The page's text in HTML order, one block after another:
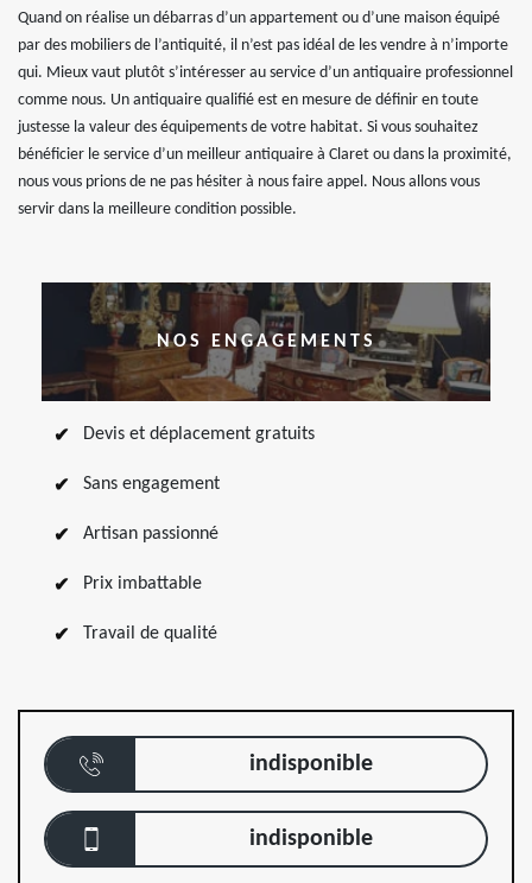
Quand on réalise un débarras d’un appartement ou d’une maison équipé
par des mobiliers de l’antiquité, il n’est pas idéal de les vendre à n’importe
qui. Mieux vaut plutôt s’intéresser au service d’un antiquaire professionnel
comme nous. Un antiquaire qualifié est en mesure de définir en toute
justesse la valeur des équipements de votre habitat. Si vous souhaitez
bénéficier le service d’un meilleur antiquaire à Claret ou dans la proximité,
nous vous prions de ne pas hésiter à nous faire appel. Nous allons vous
servir dans la meilleure condition possible.
NOS ENGAGEMENTS
Devis et déplacement gratuits
Sans engagement
Artisan passionné
Prix imbattable
Travail de qualité
indisponible
indisponible